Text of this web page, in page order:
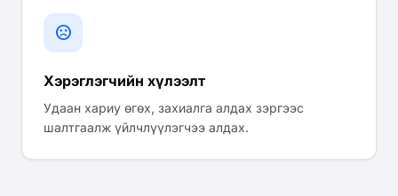
sentiment_dissatisfied
Хэрэглэгчийн хүлээлт
Удаан хариу өгөх, захиалга алдах зэргээс
шалтгаалж үйлчлүүлэгчээ алдах.